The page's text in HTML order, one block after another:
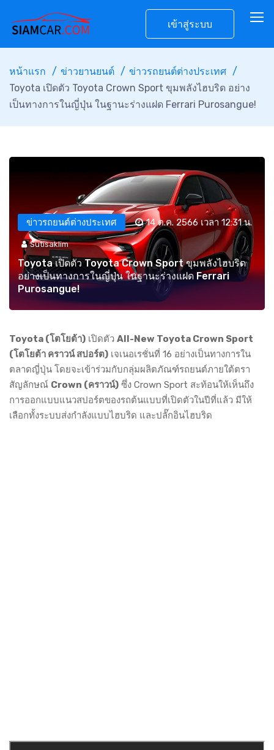
เข้าสู่ระบบ
หน้าแรก ข่าวยานยนต์
ข่าวรถยนต์ต่างประเทศ
Toyota เปิดตัว Toyota Crown Sport ขุมพลังไฮบริด อย่าง
เป็นทางการในญี่ปุ่น ในฐานะร่างแฝด Ferrari Purosangue!
ข่าวรถยนต์ต่างประเทศ 14 ต.ค. 2566 เวลา 12:31 น.
Sutisaklim
Toyota เปิดตัว Toyota Crown Sport ขุมพลังไฮบริด
อย่างเป็นทางการในญี่ปุ่น ในฐานะร่างแฝด Ferrari
Purosangue!
Toyota (โตโยต้า) เปิดตัว All-New Toyota Crown Sport
(โตโยต้า คราวน์ สปอร์ต) เจเนอเรชั่นที่ 16 อย่างเป็นทางการใน
ตลาดญี่ปุ่น โดยจะเข้าร่วมกับกลุ่มผลิตภัณฑ์รถยนต์ภายใต้ตรา
สัญลักษณ์ Crown (คราวน์) ซึ่ง Crown Sport สะท้อนให้เห็นถึง
การออกแบบแนวสปอร์ตของรถต้นแบบที่เปิดตัวในปีที่แล้ว มีให้
เลือกทั้งระบบส่งกำลังแบบไฮบริด และปลั๊กอินไฮบริด